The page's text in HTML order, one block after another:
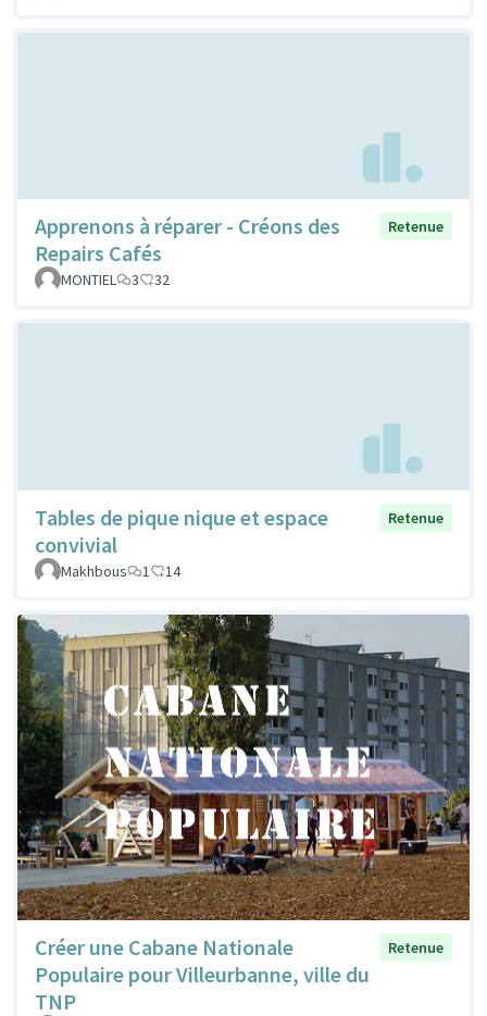
Apprenons à réparer - Créons des
Repairs Cafés
Retenue
MONTIEL 3 32
Tables de pique nique et espace
convivial
Retenue
Makhbous 1 14
Créer une Cabane Nationale
Populaire pour Villeurbanne, ville du
TNP
Retenue